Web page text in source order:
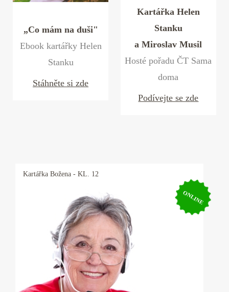
„Co mám na duši"
Ebook kartářky Helen
Stanku
Stáhněte si zde
Kartářka Helen
Stanku
a Miroslav Musil
Hosté pořadu ČT Sama
doma
Podívejte se zde
Kartářka Božena - KL. 12
ONLINE
Kartářka Božena
Zaměření: láska, vztahy, finance, zdraví,
zvířátka. Moje práce je mým koníčkem a to je
to nejlepší, co může člověk chtít. Dlouholeté